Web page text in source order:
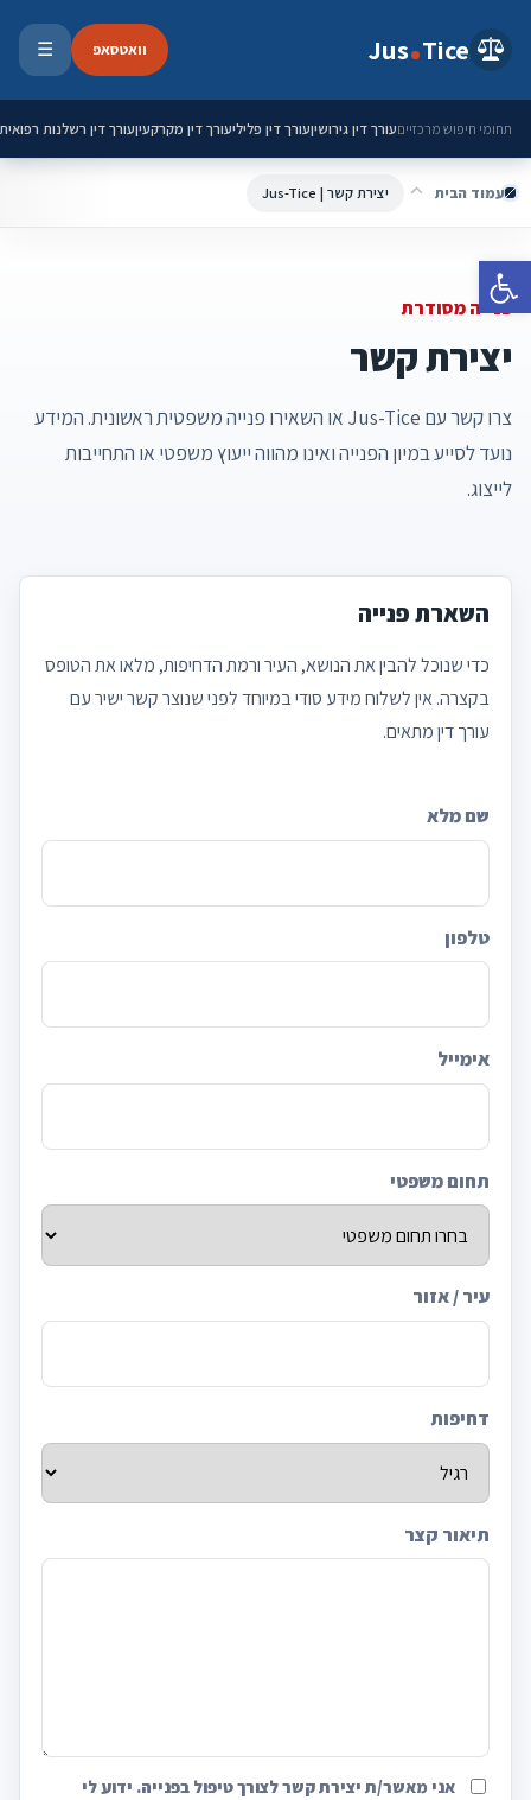
פתח סרגל נגישות
Jus Tice וואטסאפ ☰
תחומי חיפוש מרכזייםעורך דין גירושיןעורך דין פליליעורך דין מקרקעיןעורך דין רשלנות רפואית
עמוד הבית יצירת קשר | Jus-Tice
פנייה מסודרת
יצירת קשר
צרו קשר עם Jus-Tice או השאירו פנייה משפטית ראשונית. המידע
נועד לסייע במיון הפנייה ואינו מהווה ייעוץ משפטי או התחייבות
לייצוג.
השארת פנייה
כדי שנוכל להבין את הנושא, העיר ורמת הדחיפות, מלאו את הטופס
בקצרה. אין לשלוח מידע סודי במיוחד לפני שנוצר קשר ישיר עם
עורך דין מתאים.
Company
שם מלא
טלפון
אימייל
תחום משפטי
עיר / אזור
דחיפות
תיאור קצר
אני מאשר/ת יצירת קשר לצורך טיפול בפנייה. ידוע לי